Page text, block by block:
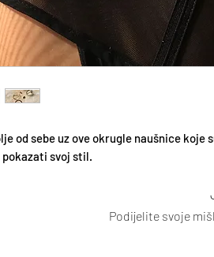
od sebe uz ove okrugle naušnice koje
pokazati svoj stil.
Podijelite svoje